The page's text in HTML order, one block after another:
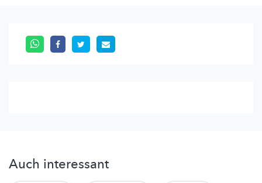
Auch interessant